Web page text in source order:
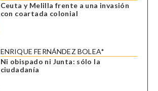
Ceuta y Melilla frente a una invasión
con coartada colonial
ENRIQUE FERNÁNDEZ BOLEA*
Ni obispado ni Junta: sólo la
ciudadanía